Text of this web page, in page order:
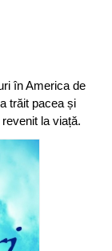
în America de
trăit pacea și
la viață.